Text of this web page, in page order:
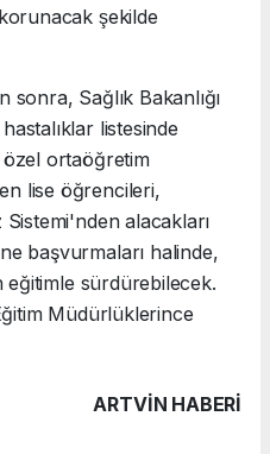
şekilde
sonra, Sağlık Bakanlığı
listesinde
özel ortaöğretim
lise öğrencileri,
alacakları
başvurmaları halinde,
sürdürebilecek.
Müdürlüklerince
ARTVIN HABERİ